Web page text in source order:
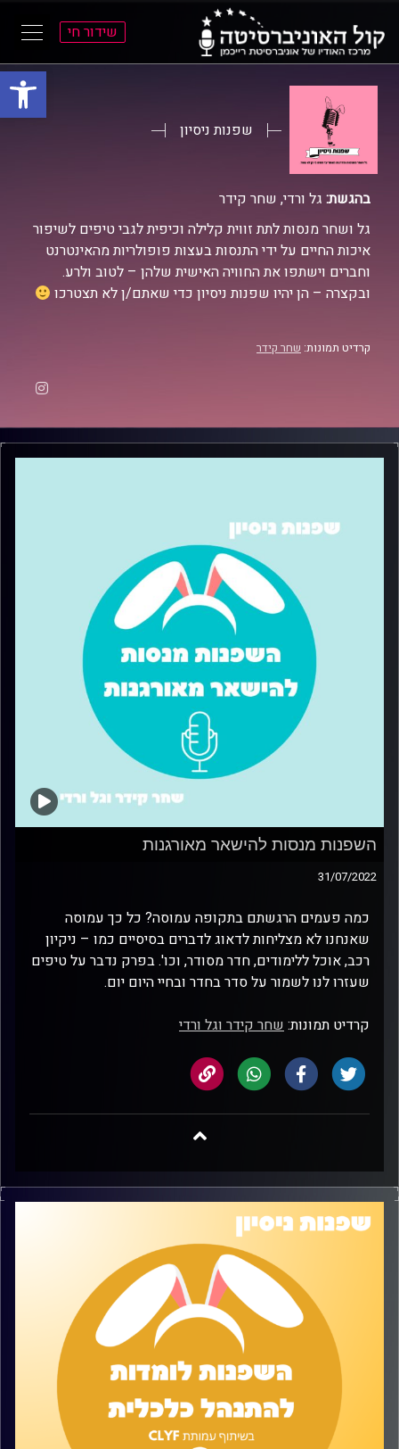
פתח
שידור חי
שפנות ניסיון
בהגשת: גל ורדי, שחר קידר
גל ושחר מנסות לתת זווית קלילה וכיפית לגבי טיפים לשיפור
איכות החיים על ידי התנסות בעצות פופולריות מהאינטרנט
וחברים וישתפו את החוויה האישית שלהן – לטוב ולרע.
ובקצרה – הן יהיו שפנות ניסיון כדי שאתם/ן לא תצטרכו
קרדיט תמונות: שחר קידר
השפנות מנסות להישאר מאורגנות
31/07/2022
כמה פעמים הרגשתם בתקופה עמוסה? כל כך עמוסה
שאנחנו לא מצליחות לדאוג לדברים בסיסיים כמו – ניקיון
רכב, אוכל ללימודים, חדר מסודר, וכו'. בפרק נדבר על טיפים
שעזרו לנו לשמור על סדר בחדר ובחיי היום יום.
קרדיט תמונות:שחר קידר וגל ורדי